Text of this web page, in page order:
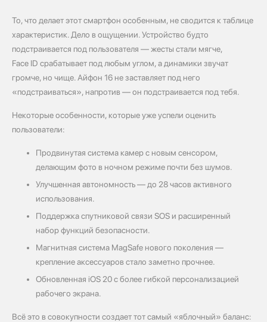
То, что делает этот смартфон особенным, не сводится к таблице
характеристик. Дело в ощущении. Устройство будто
подстраивается под пользователя — жесты стали мягче,
Face ID срабатывает под любым углом, а динамики звучат
громче, но чище. Айфон 16 не заставляет под него
«подстраиваться», напротив — он подстраивается под тебя.
Некоторые особенности, которые уже успели оценить
пользователи:
Продвинутая система камер с новым сенсором,
делающим фото в ночном режиме почти без шумов.
Улучшенная автономность — до 28 часов активного
использования.
Поддержка спутниковой связи SOS и расширенный
набор функций безопасности.
Магнитная система MagSafe нового поколения —
крепление аксессуаров стало заметно прочнее.
Обновленная iOS 20 с более гибкой персонализацией
рабочего экрана.
Всё это в совокупности создает тот самый «яблочный» баланс: